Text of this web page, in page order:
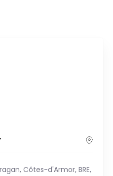
Côtes-d'Armor, BRE,